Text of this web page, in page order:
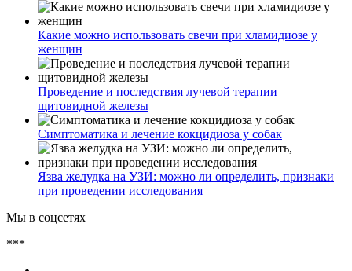
Какие можно использовать свечи при хламидиозе у
женщин
Проведение и последствия лучевой терапии
щитовидной железы
Симптоматика и лечение кокцидиоза у собак
Язва желудка на УЗИ: можно ли определить, признаки
при проведении исследования
Мы в соцсетях
***